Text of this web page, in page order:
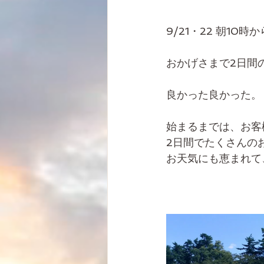
9/21・22 朝10時か
おかげさまで2日間
良かった良かった。
始まるまでは、お
2日間でたくさんの
お天気にも恵まれ